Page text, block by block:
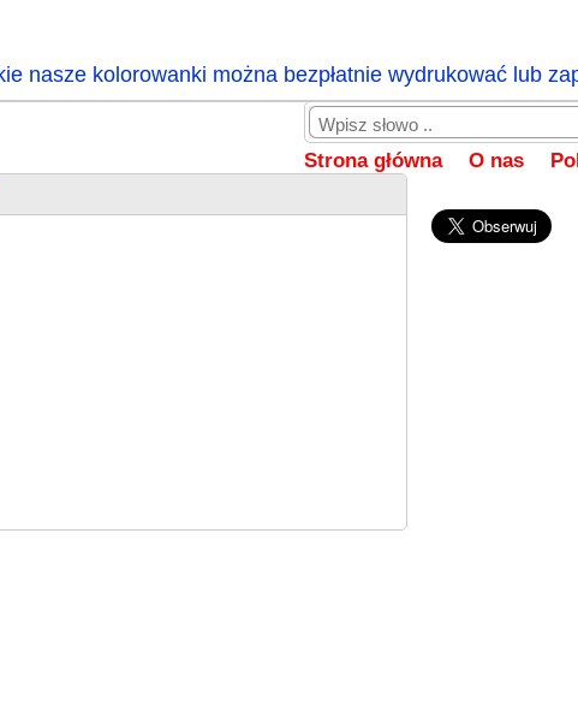
nasze kolorowanki można bezpłatnie wydrukować lub
Strona główna O nas